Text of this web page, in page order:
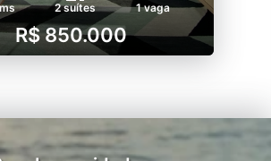
2 suítes 1 vaga
R$ 850.000